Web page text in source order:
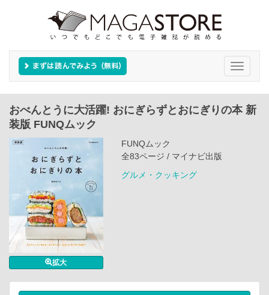
Toggle
おべんとうに大活躍! おにぎらずとおにぎりの本 新
装版 FUNQムック
拡大
FUNQムック
全83ページ / マイナビ出版
グルメ・クッキング